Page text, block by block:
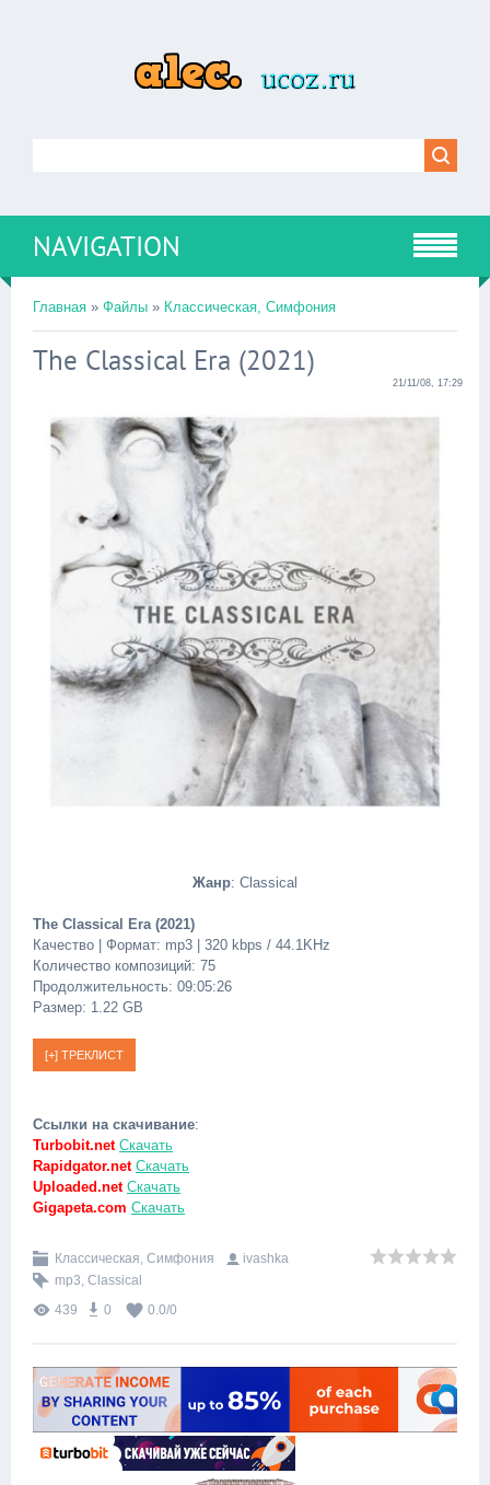
NAVIGATION
Главная » Файлы » Классическая, Симфония
The Classical Era (2021)
21/11/08, 17:29
Жанр: Classical
The Classical Era (2021)
Качество | Формат: mp3 | 320 kbps / 44.1KHz
Количество композиций: 75
Продолжительность: 09:05:26
Размер: 1.22 GB
Ссылки на скачивание:
Turbobit.net Скачать
Rapidgator.net Скачать
Uploaded.net Скачать
Gigapeta.com Скачать
Классическая, Симфония
ivashka
mp3, Classical
439
0 0.0/0